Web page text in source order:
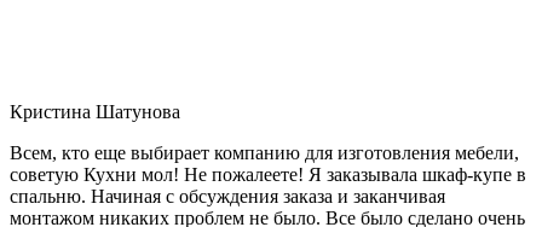
Кристина Шатунова
Всем, кто еще выбирает компанию для изготовления мебели,
советую Кухни мол! Не пожалеете! Я заказывала шкаф-купе в
спальню. Начиная с обсуждения заказа и заканчивая
монтажом никаких проблем не было. Все было сделано очень